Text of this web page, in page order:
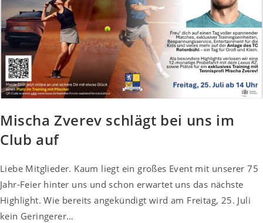
Mischa Zverev schlägt bei uns im
Club auf
Liebe Mitglieder. Kaum liegt ein großes Event mit unserer 75
Jahr-Feier hinter uns und schon erwartet uns das nächste
Highlight. Wie bereits angekündigt wird am Freitag, 25. Juli
kein Geringerer…